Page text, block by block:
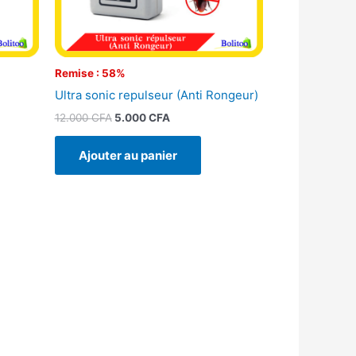
Remise : 58%
Ultra sonic repulseur (Anti Rongeur)
12.000CFA 5.000CFA
Ajouter au panier